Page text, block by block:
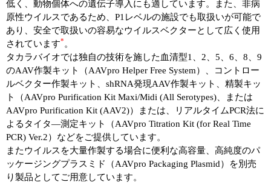
ラーニングセンター
実験ガイド
リアルタイムPCR実験ガイド
遺伝子検査ガイド（食品・水質・家畜他）
NGSポータルサイト
幹細胞・再生医療研究ガイド
クローニング実験ガイド
低く、動物個体への遺伝子導入にも適しています。また、非病
原性ウイルスであるため、P1レベルの施設でも取扱いが可能で
あり、安全で取扱いの容易なウイルスベクターとして広く使用
されています* 。
タカラバイオでは独自の技術を施した血清型1、2、5、6、8、9
のAAV作製キット（AAVpro Helper Free System）、コントロー
ルベクター作製キット、shRNA発現AAV作製キット、精製キッ
ト（AAVpro Purification Kit Maxi/Midi (All Serotypes)、または
AAVpro Purification Kit (AAV2)）または、リアルタイムPCR法に
よるタイタ―測定キット（AAVpro Titration Kit (for Real Time
PCR) Ver.2）などをご提供しています。
またウイルスを大量作製する場合に便利な高容量、高純度のパ
ッケージングプラスミド（AAVpro Packaging Plasmid）を別売
り製品としてご用意しています。